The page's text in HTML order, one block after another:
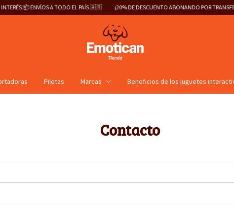
📦 ENVÍOS A TODO EL PAÍS 🇦🇷 ¡20% DE DESCUENTO ABONANDO POR
Piletas Marcas Beneficios de los juguetes
Contacto